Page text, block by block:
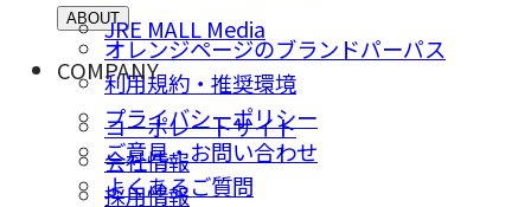
JRE MALL Media
ABOUT
オレンジページのブランドパーパス
利用規約・推奨環境
プライバシーポリシー
ご意⾒・お問い合わせ
よくあるご質問
COMPANY
コーポレートサイト
会社情報
採⽤情報